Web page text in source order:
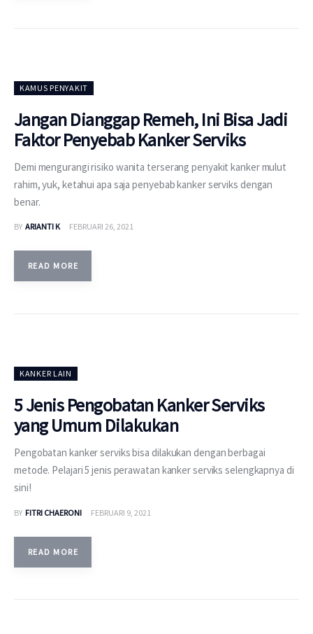
KAMUS PENYAKIT
Jangan Dianggap Remeh, Ini Bisa Jadi
Faktor Penyebab Kanker Serviks
Demi mengurangi risiko wanita terserang penyakit kanker mulut
rahim, yuk, ketahui apa saja penyebab kanker serviks dengan
benar.
BY ARIANTI K FEBRUARI 26, 2021
READ MORE
KANKER LAIN
5 Jenis Pengobatan Kanker Serviks
yang Umum Dilakukan
Pengobatan kanker serviks bisa dilakukan dengan berbagai
metode. Pelajari 5 jenis perawatan kanker serviks selengkapnya di
sini!
BY FITRI CHAERONI FEBRUARI 9, 2021
READ MORE